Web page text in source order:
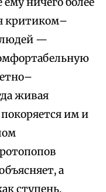
критиком–
людей —
живая
им и
а
ступень,